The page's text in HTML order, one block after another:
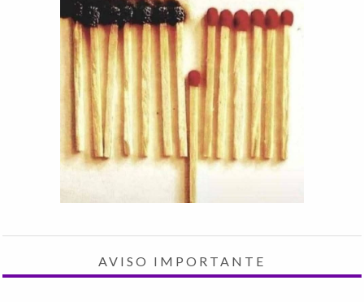
AVISO IMPORTANTE